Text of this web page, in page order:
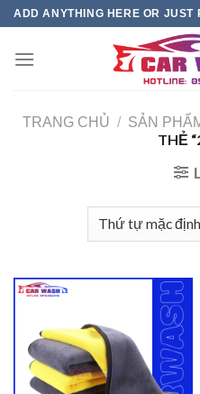
Chuyển
phần
ADD ANYTHING HERE OR JUST
TRANG CHỦ / SẢN
THẺ